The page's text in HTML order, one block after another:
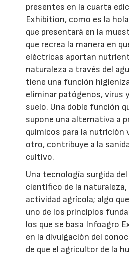
presentes en la cuarta
Exhibition, como es la
que presentará en la
que recrea la manera en
eléctricas aportan
naturaleza a través del
tiene una función
eliminar patógenos, virus
suelo. Una doble función
supone una alternativa a
químicos para la nutrición
otro, contribuye a la
cultivo.
Una tecnología surgida
científico de la naturaleza,
actividad agrícola; algo
uno de los principios
los que se basa Infoagro
en la divulgación del
de que el agricultor de la